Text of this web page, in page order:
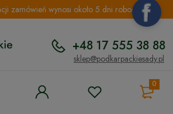
zamówień wynosi około 5 dni roboczych.
+48 17 555 38 88
sklep@podkarpackiesady.pl
0